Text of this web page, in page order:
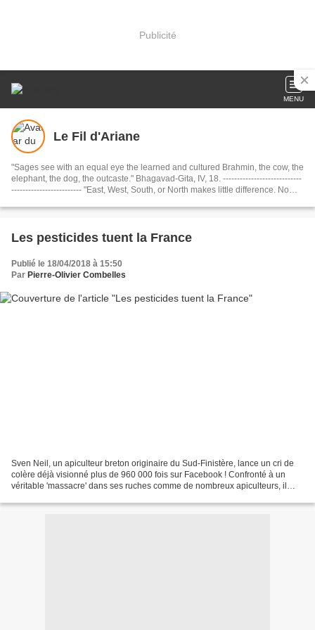
Publicité
MENU
Le Fil d'Ariane
"Sages see with an equal eye the learned and cultured Brahmin, the cow, the
elephant, the dog, the outcaste." Bhagavad-Gita, IV, 18. ----------------------------
------------------------- "East, West, South, or North makes little difference. No
within. If you travel within, you’ll travel the whole wide world and beyond." .
Rakshitah ( धर्मो रक्षति रक्षितः): "The Dharma protects those who protect it."
(Mahabharata)
Les pesticides tuent la France
Publié le 18/04/2018 à 15:50
Par Pierre-Olivier Combelles
Sven Neil, un apiculteur breton originaire du Sud-Finistère, lance un cri de
colère déjà visionné plus de 960 000 fois sur Facebook ! Confronté à un
véritable 'massacre' dans ses ruches comme de nombreux apiculteurs, il